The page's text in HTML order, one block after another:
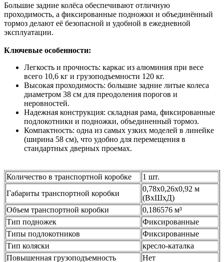
Большие задние колёса обеспечивают отличную
проходимость, а фиксированные подножки и объединённый
тормоз делают её безопасной и удобной в ежедневной
эксплуатации.
Ключевые особенности:
Легкость и прочность: каркас из алюминия при весе
всего 10,6 кг и грузоподъемности 120 кг.
Высокая проходимость: большие задние литые колеса
диаметром 38 см для преодоления порогов и
неровностей.
Надежная конструкция: складная рама, фиксированные
подлокотники и подножки, объединенный тормоз.
Компактность: одна из самых узких моделей в линейке
(ширина 58 см), что удобно для перемещения в
стандартных дверных проемах.
Количество в транспортной коробке
1 шт.
Габариты транспортной коробки
0,78x0,26x0,92 м
(ВхШхД)
Объем транспортной коробки
0,186576 м³
Тип подножек
Фиксированные
Типы подлокотников
Фиксированные
Тип коляски
кресло-каталка
Повышенная грузоподъемность
Нет